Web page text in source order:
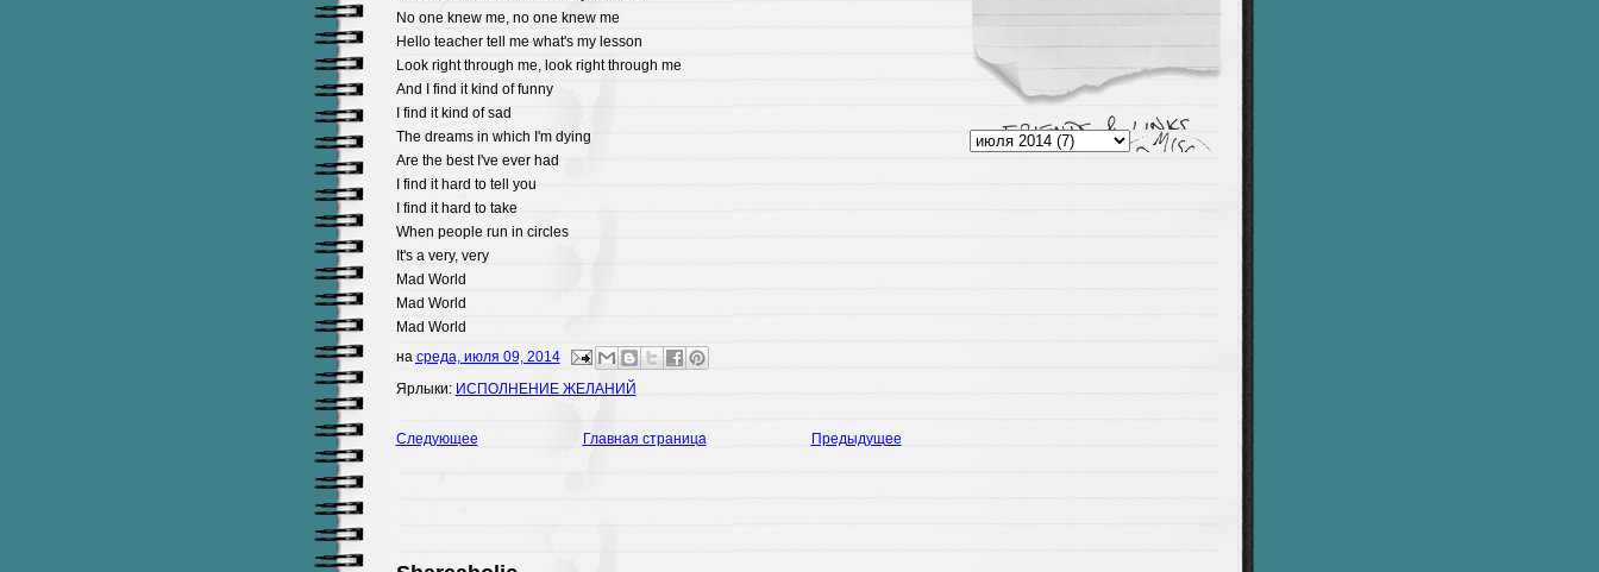
No one knew me, no one knew me
Hello teacher tell me what's my lesson
Look right through me, look right through me
And I find it kind of funny
I find it kind of sad
The dreams in which I'm dying
Are the best I've ever had
I find it hard to tell you
I find it hard to take
When people run in circles
It's a very, very
Mad World
Mad World
Mad World
на среда, июля 09, 2014
Ярлыки: ИСПОЛНЕНИЕ ЖЕЛАНИЙ
Следующее Предыдущее
Главная страница